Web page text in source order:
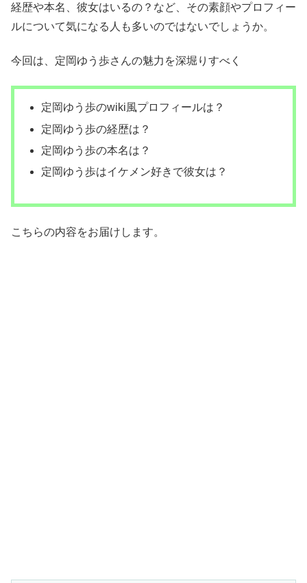
経歴や本名、彼女はいるの？など、その素顔やプロフィー
ルについて気になる人も多いのではないでしょうか。
今回は、定岡ゆう歩さんの魅力を深堀りすべく
定岡ゆう歩のwiki風プロフィールは？
定岡ゆう歩の経歴は？
定岡ゆう歩の本名は？
定岡ゆう歩はイケメン好きで彼女は？
こちらの内容をお届けします。